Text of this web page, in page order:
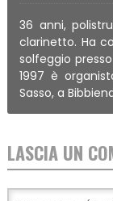
36 anni,
clarinetto. Ha
solfeggio
1997 è
Sasso, a
LASCIA UN